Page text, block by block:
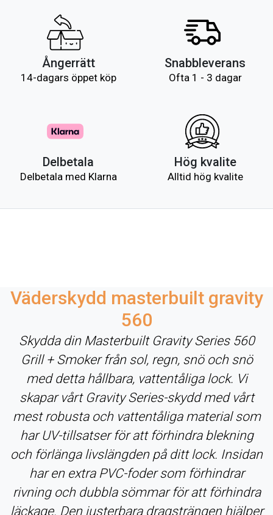
Ångerrätt
14-dagars öppet köp
Snabbleverans
Ofta 1 - 3 dagar
Delbetala
Delbetala med Klarna
Hög kvalite
Alltid hög kvalite
Väderskydd masterbuilt gravity
560
Skydda din Masterbuilt Gravity Series 560
Grill + Smoker från sol, regn, snö och snö
med detta hållbara, vattentåliga lock. Vi
skapar vårt Gravity Series-skydd med vårt
mest robusta och vattentåliga material som
har UV-tillsatser för att förhindra blekning
och förlänga livslängden på ditt lock. Insidan
har en extra PVC-foder som förhindrar
rivning och dubbla sömmar för att förhindra
läckage. Den justerbara dragsträngen hjälper